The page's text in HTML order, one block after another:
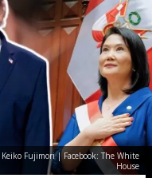
Fujimori | Facebook: The White
House